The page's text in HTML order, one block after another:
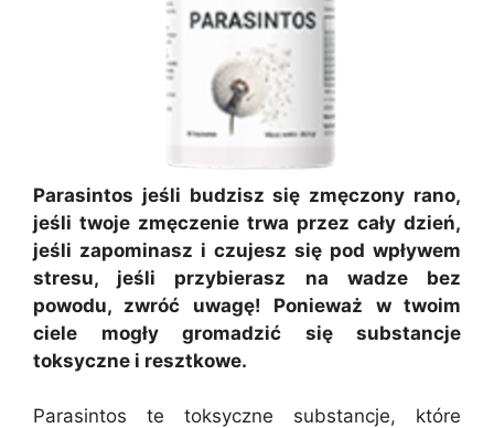
Parasintos jeśli budzisz się zmęczony rano,
jeśli twoje zmęczenie trwa przez cały dzień,
jeśli zapominasz i czujesz się pod wpływem
stresu, jeśli przybierasz na wadze bez
powodu, zwróć uwagę! Ponieważ w twoim
ciele mogły gromadzić się substancje
toksyczne i resztkowe.
Parasintos te toksyczne substancje, które